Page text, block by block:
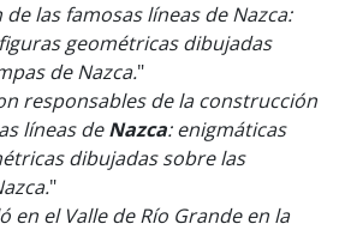
las famosas líneas de Nazca:
geométricas dibujadas
de Nazca."
responsables de la construcción
líneas deNazca: enigmáticas
dibujadas sobre las
"
en el Valle de Río Grande en la